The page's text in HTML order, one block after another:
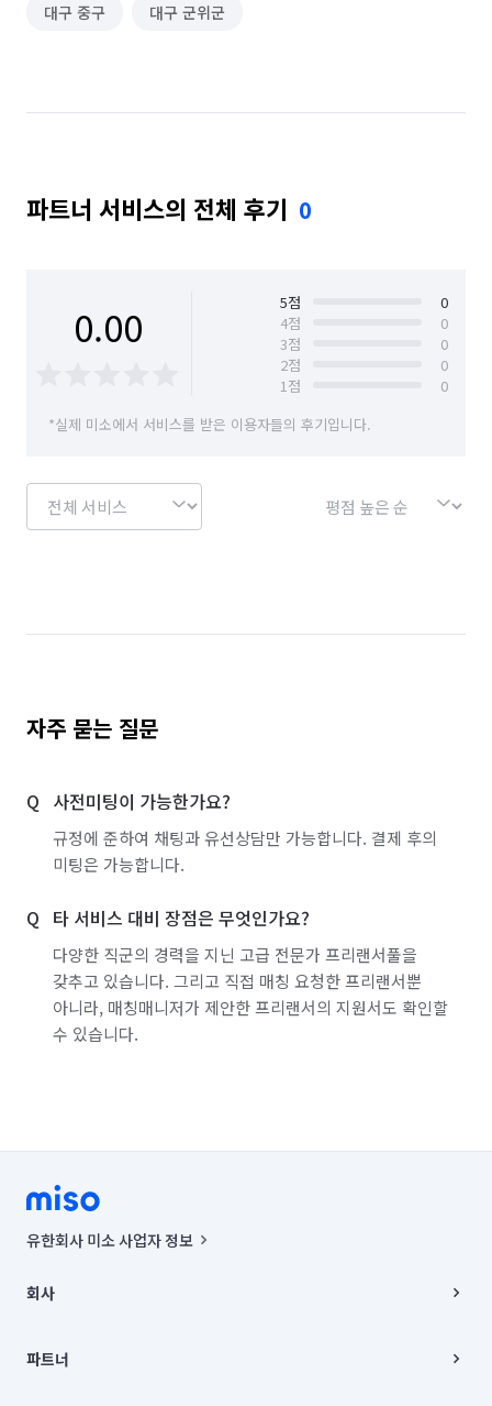
대구 중구 대구 군위군
파트너 서비스의 전체 후기 0
0.00 5점
0
4점
0
3점
0
2점
0
1점
0
*실제 미소에서 서비스를 받은 이용자들의 후기입니다.
자주 묻는 질문
사전미팅이 가능한가요?
규정에 준하여 채팅과 유선상담만 가능합니다. 결제 후의
미팅은 가능합니다.
타 서비스 대비 장점은 무엇인가요?
다양한 직군의 경력을 지닌 고급 전문가 프리랜서풀을
갖추고 있습니다. 그리고 직접 매칭 요청한 프리랜서뿐
아니라, 매칭매니저가 제안한 프리랜서의 지원서도 확인할
수 있습니다.
유한회사 미소 사업자 정보
00019 |
주소 | 본사: 서울특별시 종로구 율곡로 6(중학동, 트윈트리빌딩) B동 5층
컨택센터 : 서울특별시 종로구 수송동 율곡로 24, 7층, 8층 미소
회사
채용
파트너